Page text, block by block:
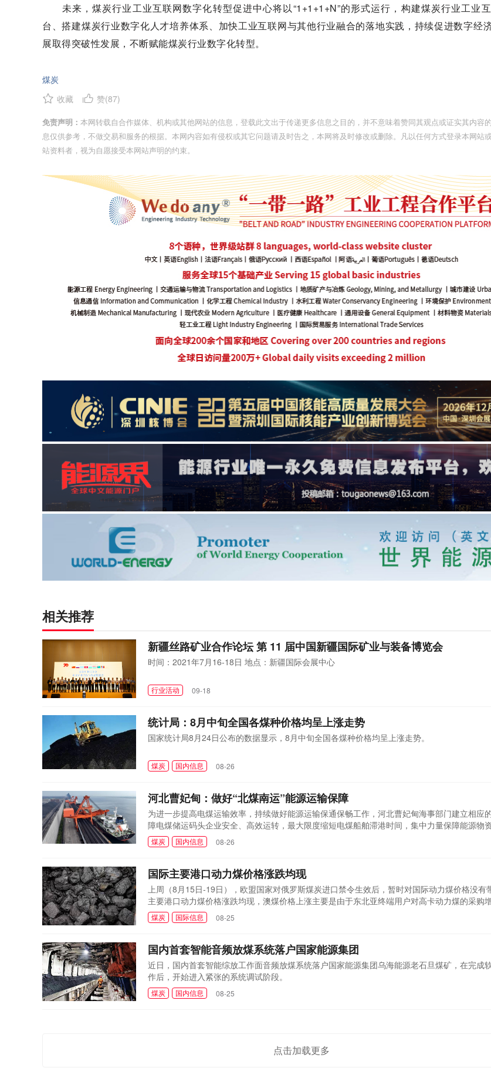
未来，煤炭行业工业互联网数字化转型促进中心将以“1+1+1+N”的形式运行，构建煤炭行业工业
台、搭建煤炭行业数字化人才培养体系、加快工业互联网与其他行业融合的落地实践，持续促进数字经
展取得突破性发展，不断赋能煤炭行业数字化转型。
煤炭
收藏
赞(87)
免责声明： 本网转载自合作媒体、机构或其他网站的信息，登载此文出于传递更多信息之目的，并不意味着赞同其观点或证实其内容
息仅供参考，不做交易和服务的根据。本网内容如有侵权或其它问题请及时告之，本网将及时修改或删除。凡以任何方式登录本网站
站资料者，视为自愿接受本网站声明的约束。
相关推荐
新疆丝路矿业合作论坛 第 11 届中国新疆国际矿业与装备博览会
时间：2021年7月16-18日 地点：新疆国际会展中心
行业活动 09-18
统计局：8月中旬全国各煤种价格均呈上涨走势
国家统计局8月24日公布的数据显示，8月中旬全国各煤种价格均呈上涨走势。
煤炭 国内信息 08-26
河北曹妃甸：做好“北煤南运”能源运输保障
为进一步提高电煤运输效率，持续做好能源运输保通保畅工作，河北曹妃甸海事部门建立相应
障电煤储运码头企业安全、高效运转，最大限度缩短电煤船舶滞港时间，集中力量保障能源物
通。
煤炭 国内信息 08-26
国际主要港口动力煤价格涨跌均现
上周（8月15日-19日），欧盟国家对俄罗斯煤炭进口禁令生效后，暂时对国际动力煤价格没有
主要港口动力煤价格涨跌均现，澳煤价格上涨主要是由于东北亚终端用户对高卡动力煤的采购增
煤炭 国际信息 08-25
国内首套智能音频放煤系统落户国家能源集团
近日，国内首套智能综放工作面音频放煤系统落户国家能源集团乌海能源老石旦煤矿，在完成
作后，开始进入紧张的系统调试阶段。
煤炭 国内信息 08-25